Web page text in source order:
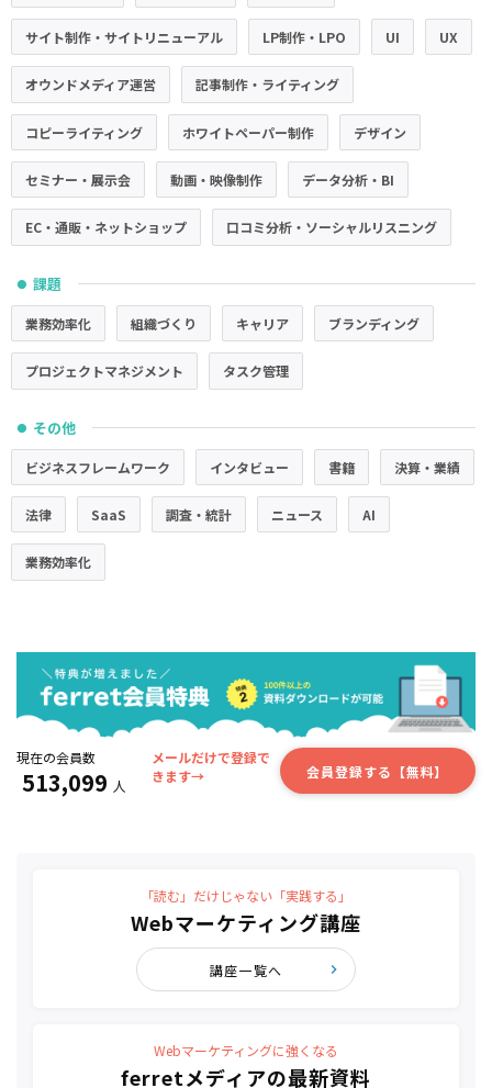
サイト制作・サイトリニューアル LP制作・LPO UI UX
オウンドメディア運営 記事制作・ライティング
コピーライティング ホワイトペーパー制作 デザイン
セミナー・展示会 動画・映像制作 データ分析・BI
EC・通販・ネットショップ 口コミ分析・ソーシャルリスニング
● 課題
業務効率化 組織づくり キャリア ブランディング
プロジェクトマネジメント タスク管理
● その他
ビジネスフレームワーク インタビュー 書籍 決算・業績
法律 SaaS 調査・統計 ニュース AI
業務効率化
現在の会員数
513,099 人
メールだけで登録で
きます→
会員登録する【無料】
「読む」だけじゃない「実践する」
Webマーケティング講座
講座一覧へ
Webマーケティングに強くなる
ferretメディアの最新資料